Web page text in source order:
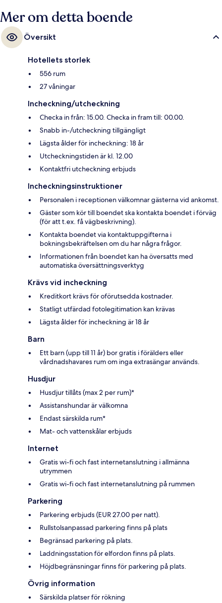
Mer om detta boende
Översikt
Hotellets storlek
556 rum
27 våningar
Incheckning/utcheckning
Checka in från: 15.00. Checka in fram till: 00.00.
Snabb in-/utcheckning tillgängligt
Lägsta ålder för incheckning: 18 år
Utcheckningstiden är kl. 12.00
Kontaktfri utcheckning erbjuds
Incheckningsinstruktioner
Personalen i receptionen välkomnar gästerna vid ankomst.
Gäster som kör till boendet ska kontakta boendet i förväg
(för att t.ex. få vägbeskrivning).
Kontakta boendet via kontaktuppgifterna i
bokningsbekräftelsen om du har några frågor.
Informationen från boendet kan ha översatts med
automatiska översättningsverktyg
Krävs vid incheckning
Kreditkort krävs för oförutsedda kostnader.
Statligt utfärdad fotolegitimation kan krävas
Lägsta ålder för incheckning är 18 år
Barn
Ett barn (upp till 11 år) bor gratis i förälders eller
vårdnadshavares rum om inga extrasängar används.
Husdjur
Husdjur tillåts (max 2 per rum)*
Assistanshundar är välkomna
Endast särskilda rum*
Mat- och vattenskålar erbjuds
Internet
Gratis wi-fi och fast internetanslutning i allmänna
utrymmen
Gratis wi-fi och fast internetanslutning på rummen
Parkering
Parkering erbjuds (EUR 27.00 per natt).
Rullstolsanpassad parkering finns på plats
Begränsad parkering på plats.
Laddningsstation för elfordon finns på plats.
Höjdbegränsningar finns för parkering på plats.
Övrig information
Särskilda platser för rökning